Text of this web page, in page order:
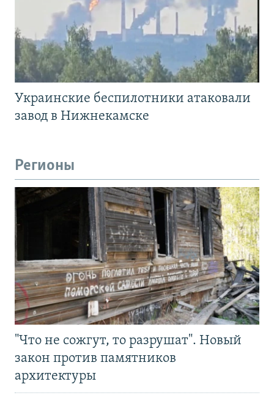
Украинские беспилотники атаковали
завод в Нижнекамске
Регионы
"Что не сожгут, то разрушат". Новый
закон против памятников
архитектуры